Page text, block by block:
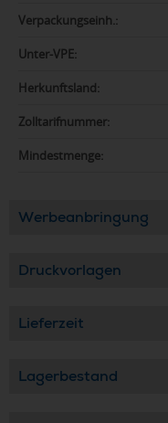
Verpackungseinh.:
Unter-VPE:
Herkunftsland:
Zolltarifnummer:
Mindestmenge:
Werbeanbringung
Druckvorlagen
Lieferzeit
Lagerbestand